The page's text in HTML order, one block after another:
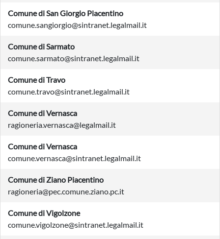
Comune di San Giorgio Piacentino
comune.sangiorgio@sintranet.legalmail.it
Comune di Sarmato
comune.sarmato@sintranet.legalmail.it
Comune di Travo
comune.travo@sintranet.legalmail.it
Comune di Vernasca
ragioneria.vernasca@legalmail.it
Comune di Vernasca
comune.vernasca@sintranet.legalmail.it
Comune di Ziano Piacentino
ragioneria@pec.comune.ziano.pc.it
Comune di Vigolzone
comune.vigolzone@sintranet.legalmail.it